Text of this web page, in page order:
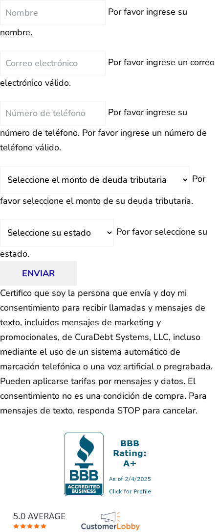
Nombre
Por favor ingrese su
nombre.
Correo
Por favor ingrese un correo
electrónico válido.
Teléfono
Por favor ingrese su
número de teléfono. Por favor ingrese un número de
teléfono válido.
Por
favor seleccione el monto de su deuda tributaria.
Por favor seleccione su
estado.
ENVIAR
Certifico que soy la persona que envía y doy mi
consentimiento para recibir llamadas y mensajes de
texto, incluidos mensajes de marketing y
promocionales, de CuraDebt Systems, LLC, incluso
mediante el uso de un sistema automático de
marcación telefónica o una voz artificial o pregrabada.
Pueden aplicarse tarifas por mensajes y datos. El
consentimiento no es una condición de compra. Para
mensajes de texto, responda STOP para cancelar.
5.0 AVERAGE